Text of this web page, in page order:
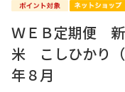
ＷＥＢ定期便
米 こしひかり
年８月